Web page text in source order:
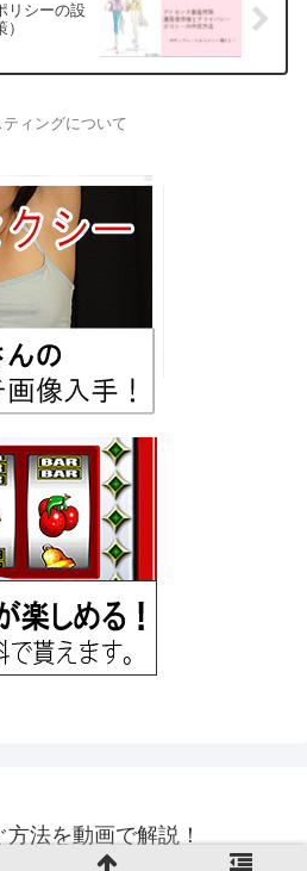
リシーの設
ィングについて
法を動画で解説！